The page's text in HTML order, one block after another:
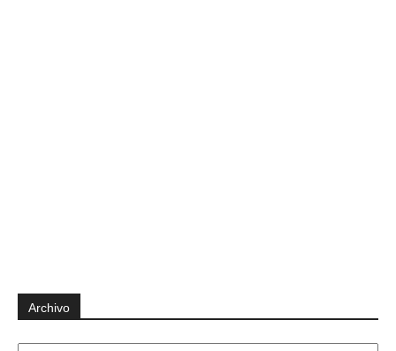
Archivo
Archivo